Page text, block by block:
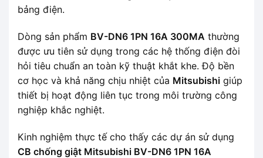
bảng điện.
Dòng sản phẩm BV-DN6 1PN 16A 300MA thường
được ưu tiên sử dụng trong các hệ thống điện đòi
hỏi tiêu chuẩn an toàn kỹ thuật khắt khe. Độ bền
cơ học và khả năng chịu nhiệt của Mitsubishi giúp
thiết bị hoạt động liên tục trong môi trường công
nghiệp khắc nghiệt.
Kinh nghiệm thực tế cho thấy các dự án sử dụng
CB chống giật Mitsubishi BV-DN6 1PN 16A